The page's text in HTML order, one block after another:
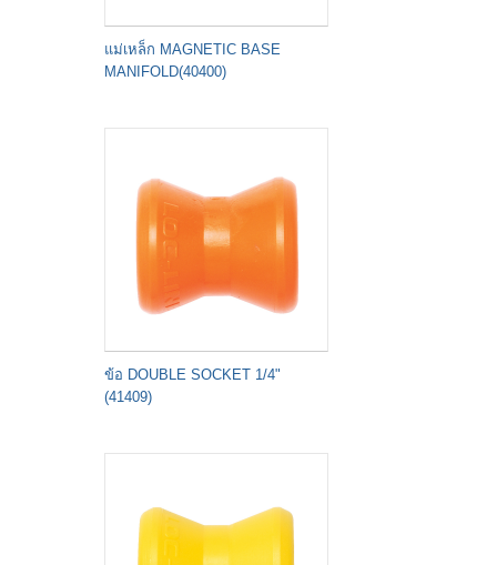
แม่เหล็ก MAGNETIC BASE
MANIFOLD(40400)
ข้อ DOUBLE SOCKET 1/4"
(41409)